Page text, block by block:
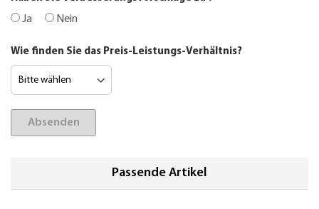
Ja Nein
Wie finden Sie das Preis-Leistungs-Verhältnis?
Absenden
Passende Artikel